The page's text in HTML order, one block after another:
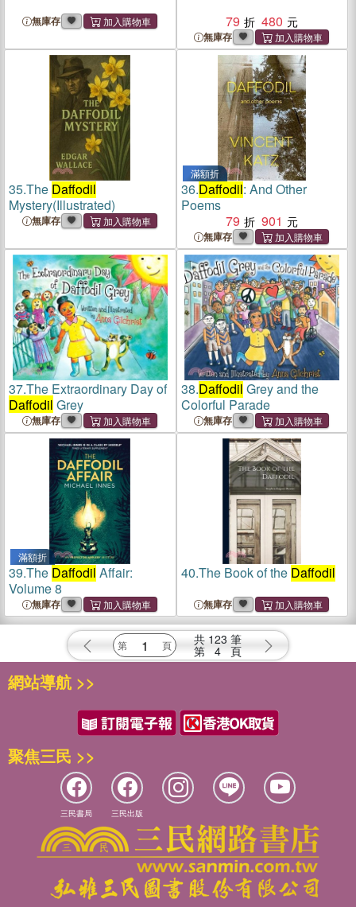
無庫存
79
480
無庫存
35.The Daffodil
Mystery(Illustrated)
無庫存
滿額折
36.Daffodil: And Other
Poems
79
901
無庫存
37.The Extraordinary Day of
Daffodil Grey
無庫存
38.Daffodil Grey and the
Colorful Parade
無庫存
滿額折
39.The Daffodil Affair:
Volume 8
無庫存
40.The Book of the Daffodil
無庫存
共 123 筆
第 4 頁
網站導航 >>
聚焦三民 >>
三民書局 三民出版